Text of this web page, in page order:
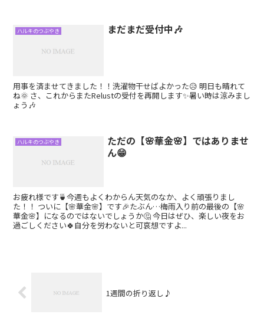
ハルキのつぶやき まだまだ受付中🎶
用事を済ませてきました！！洗濯物干せばよかった😥 明日も晴れて
ね🌞 さ、これからまたRelustの受付を再開します✨暑い時は涼みまし
ょう🎶
ハルキのつぶやき
ただの【🌸華金🌸】ではありませ
ん😁
お疲れ様です🍵今週もよくわからん天気のなか、よく頑張りまし
た！！ ついに【🌸華金🌸】です🎉たぶん…梅雨入り前の最後の【🌸
華金🌸】になるのではないでしょうか🤔 今日はぜひ、楽しい夜をお
過ごしください🍀自分を労わないと可哀想ですよ...
1週間の折り返し♪